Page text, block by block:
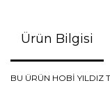
Ürün Bilgisi
BU ÜRÜN HOBİ YILDIZ